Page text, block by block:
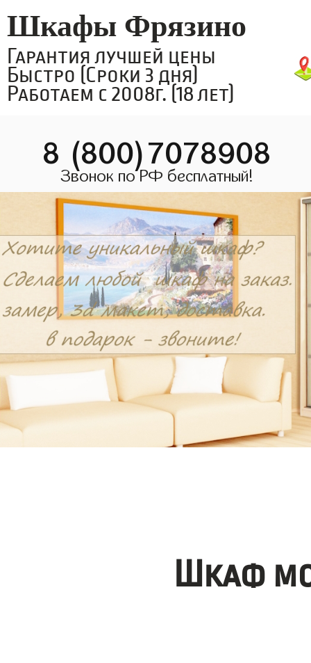
Шкафы Фрязино
Гарантия лучшей цены
Быстро (Сроки 3 дня)
Работаем с 2008г. (18 лет)
8 (800)7078908
Звонок по РФ бесплатный!
Шкаф